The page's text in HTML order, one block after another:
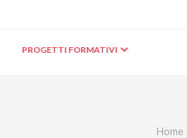
PROGETTI FORMATIVI
Home